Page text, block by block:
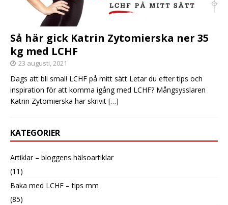
Så här gick Katrin Zytomierska ner 35
kg med LCHF
23 augusti, 2021
Dags att bli smal! LCHF på mitt sätt Letar du efter tips och
inspiration för att komma igång med LCHF? Mångsysslaren
Katrin Zytomierska har skrivit […]
KATEGORIER
Artiklar – bloggens hälsoartiklar
(11)
Baka med LCHF – tips mm
(85)